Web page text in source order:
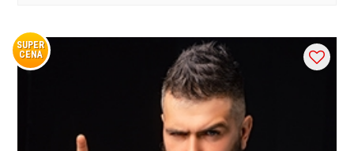
SUPER
CENA